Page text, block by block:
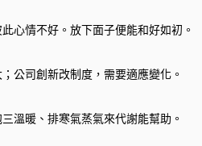
心情不好。放下面子便能和好如初。
公司創新改制度，需要適應變化。
溫暖、排寒氣蒸氣來代謝能幫助。